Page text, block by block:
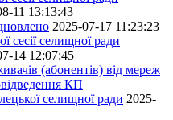
11 13:13:43
2025-07-17 11:23:23
сесії селищної ради
14 12:07:45
(абонентів) від мереж
КП
селищної ради 2025-